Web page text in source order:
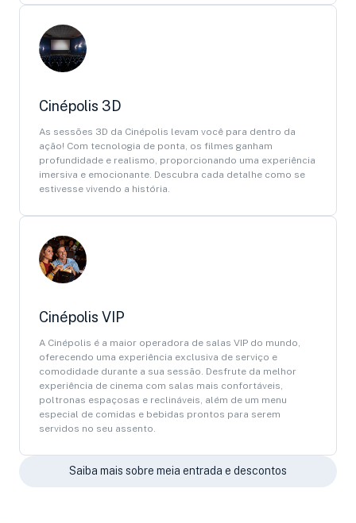
Cinépolis 3D
As sessões 3D da Cinépolis levam você para dentro da
ação! Com tecnologia de ponta, os filmes ganham
profundidade e realismo, proporcionando uma experiência
imersiva e emocionante. Descubra cada detalhe como se
estivesse vivendo a história.
Cinépolis VIP
A Cinépolis é a maior operadora de salas VIP do mundo,
oferecendo uma experiência exclusiva de serviço e
comodidade durante a sua sessão. Desfrute da melhor
experiência de cinema com salas mais confortáveis,
poltronas espaçosas e reclináveis, além de um menu
especial de comidas e bebidas prontos para serem
servidos no seu assento.
Saiba mais sobre meia entrada e descontos